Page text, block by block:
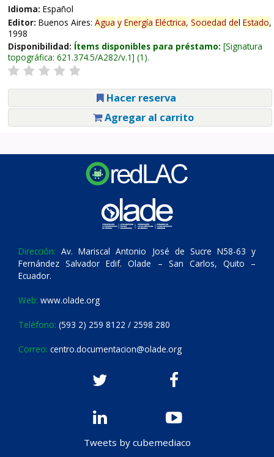
Idioma: Español
Editor: Buenos Aires: Agua y Energía Eléctrica, Sociedad del Estado,
1998
Disponibilidad: Ítems disponibles para préstamo: Signatura
topográfica: 621.374.5/A282/v.1 (1).
Hacer reserva
Agregar al carrito
Dirección: Av. Mariscal Antonio José de Sucre N58-63 y
Fernández Salvador Edif. Olade – San Carlos, Quito –
Ecuador.
Web: www.olade.org
Teléfono: (593 2) 259 8122 / 2598 280
Correo: centro.documentacion@olade.org
Tweets by cubemediaco